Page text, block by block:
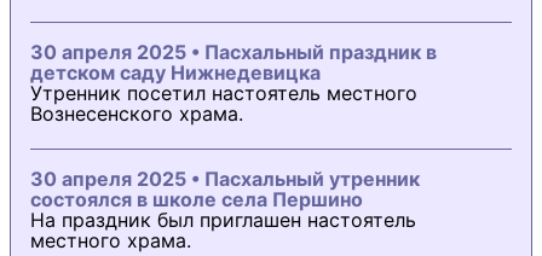
30 апреля 2025 • Пасхальный праздник в
детском саду Нижнедевицка
Утренник посетил настоятель местного
Вознесенского храма.
30 апреля 2025 • Пасхальный утренник
состоялся в школе села Першино
На праздник был приглашен настоятель
местного храма.